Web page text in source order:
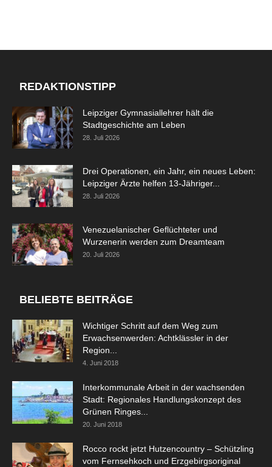
REDAKTIONSTIPP
Leipziger Gymnasiallehrer hält die
Stadtgeschichte am Leben
28. Juli 2026
Drei Operationen, ein Jahr, ein neues Leben:
Leipziger Ärzte helfen 13-Jähriger...
28. Juli 2026
Venezuelanischer Geflüchteter und
Wurzenerin werden zum Dreamteam
20. Juli 2026
BELIEBTE BEITRÄGE
Wichtiger Schritt auf dem Weg zum
Erwachsenwerden: Achtklässler in der
Region...
4. Juni 2018
Interkommunale Arbeit in der wachsenden
Stadt: Regionales Handlungskonzept des
Grünen Ringes...
20. Juni 2018
Rocco rockt jetzt Hutzencountry – Schützling
vom Fernsehkoch und Erzgebirgsoriginal